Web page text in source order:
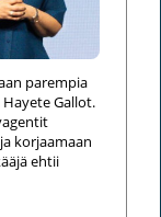
parempia
Gallot.
korjaamaan
ehtii